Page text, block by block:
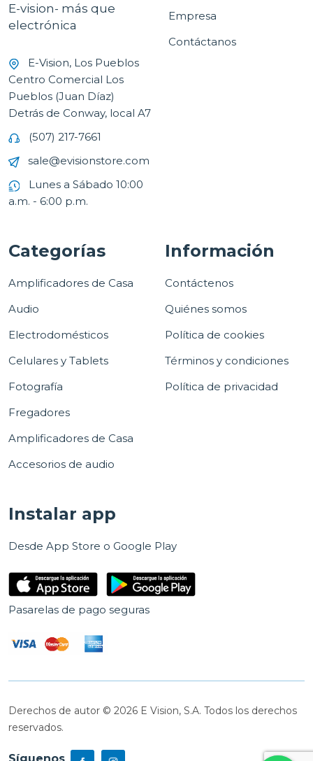
E-vision- más que
electrónica
E-Vision, Los Pueblos
Centro Comercial Los
Pueblos (Juan Díaz)
Detrás de Conway, local A7
(507) 217-7661
sale@evisionstore.com
Lunes a Sábado 10:00
a.m. - 6:00 p.m.
Empresa
Contáctanos
Categorías
Amplificadores de Casa
Audio
Electrodomésticos
Celulares y Tablets
Fotografía
Fregadores
Amplificadores de Casa
Accesorios de audio
Información
Contáctenos
Quiénes somos
Política de cookies
Términos y condiciones
Política de privacidad
Instalar app
Desde App Store o Google Play
Pasarelas de pago seguras
Derechos de autor © 2026 E Vision, S.A. Todos los derechos
reservados.